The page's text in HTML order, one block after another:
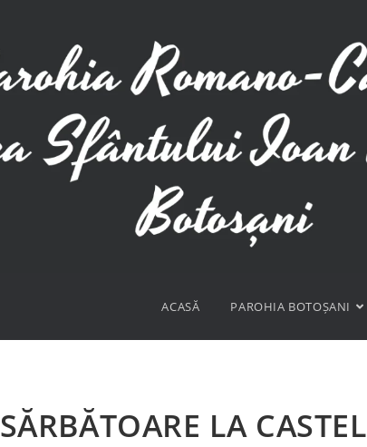
ACASĂ PAROHIA BOTOȘANI
SĂRBĂTOARE LA CASTEL